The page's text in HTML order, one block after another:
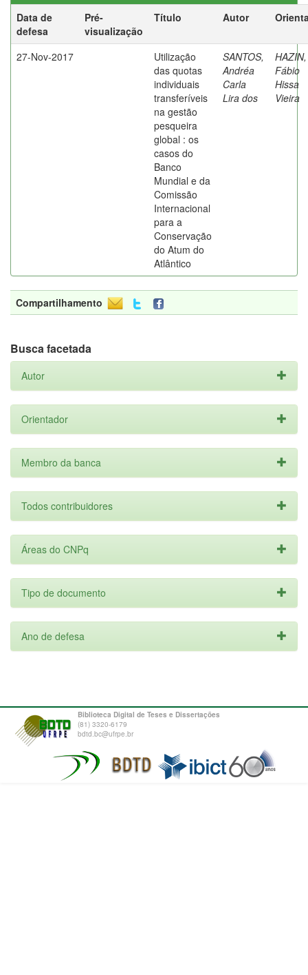
Data de
defesa
Pré-
visualização
Título Autor
27-Nov-2017
Utilização
das quotas
individuais
transferíveis
na gestão
pesqueira
global : os
casos do
Banco
Mundial e da
Comissão
Internacional
para a
Conservação
do Atum do
Atlântico
SANTOS,
Andréa
Carla
Lira dos
HAZIN,
Fábio
Hissa
Vieira
Compartilhamento
Busca facetada
Autor
Orientador
Membro da banca
Todos contribuidores
Áreas do CNPq
Tipo de documento
Ano de defesa
Biblioteca Digital de Teses e Dissertações
(81) 3320-6179
bdtd.bc@ufrpe.br